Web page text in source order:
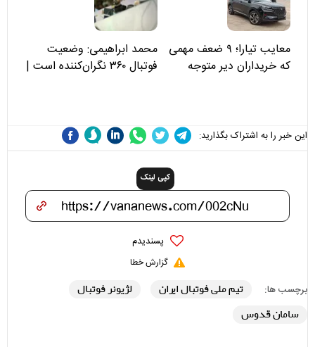
معایب تیارا؛ ۹ ضعف مهمی
که خریداران دیر متوجه
محمد ابراهیمی: وضعیت
فوتبال ۳۶۰ نگران‌کننده است |
این خبر را به اشتراک بگذارید:
کپی لینک
پسندیدم
گزارش خطا
برچسب ها: تیم ملی فوتبال ایران
لژیونر فوتبال
سامان قدوس